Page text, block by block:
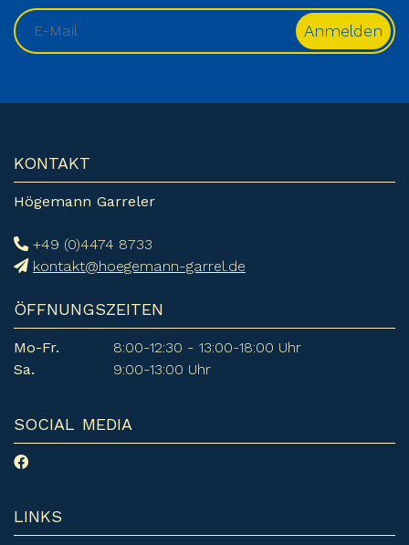
KONTAKT
Högemann Garreler
+49 (0)4474 8733
kontakt@hoegemann-garrel.de
ÖFFNUNGSZEITEN
Mo-Fr.
8:00-12:30 - 13:00-18:00 Uhr
Sa.
9:00-13:00 Uhr
SOCIAL MEDIA
LINKS